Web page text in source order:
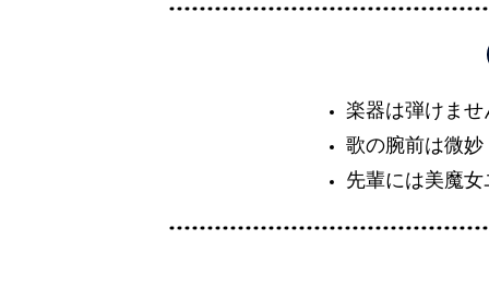
楽器は弾けませ
歌の腕前は微妙
先輩には美魔